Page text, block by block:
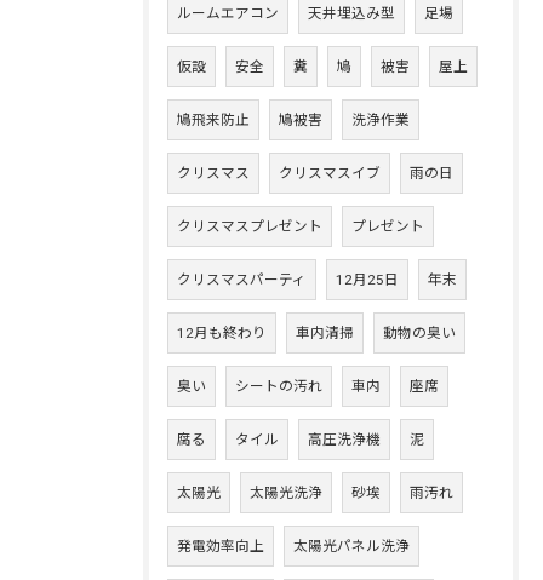
ルームエアコン 天井埋込み型 足場
仮設 安全 糞 鳩 被害 屋上
鳩飛来防止 鳩被害 洗浄作業
クリスマス クリスマスイブ 雨の日
クリスマスプレゼント プレゼント
クリスマスパーティ 12月25日 年末
12月も終わり 車内清掃 動物の臭い
臭い シートの汚れ 車内 座席
腐る タイル 高圧洗浄機 泥
太陽光 太陽光洗浄 砂埃 雨汚れ
発電効率向上 太陽光パネル洗浄